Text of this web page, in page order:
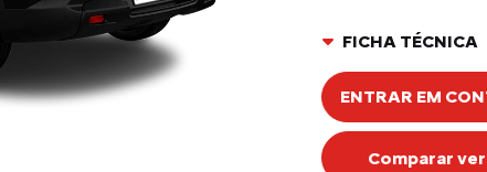
FICHA TÉCNICA
ENTRAR EM
Comparar